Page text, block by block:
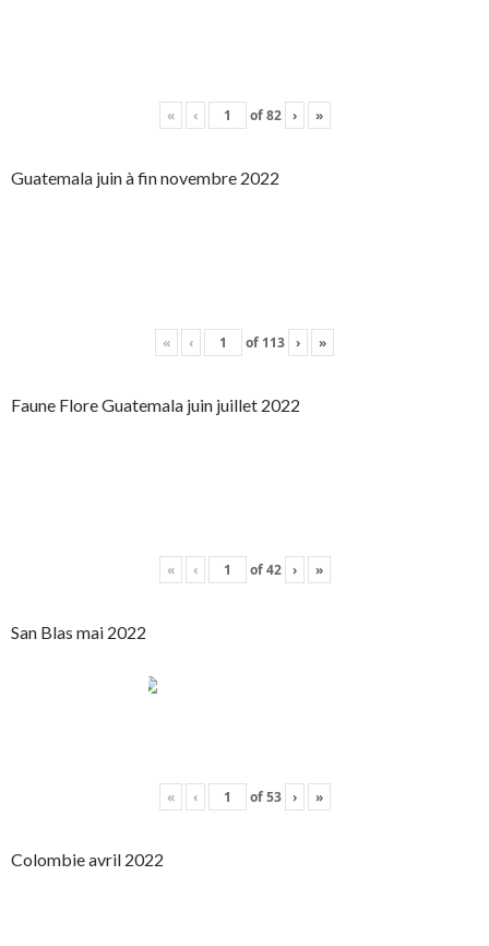
« ‹ of82 › »
Guatemala juin à fin novembre 2022
« ‹ of 113 › »
Faune Flore Guatemala juin juillet 2022
« ‹ of42 › »
San Blas mai 2022
« ‹ of53 › »
Colombie avril 2022